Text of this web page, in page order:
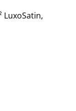
LuxoSatin,